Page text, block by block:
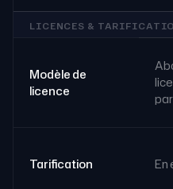
LICENCES &
Modèle de
licence
Tarification En